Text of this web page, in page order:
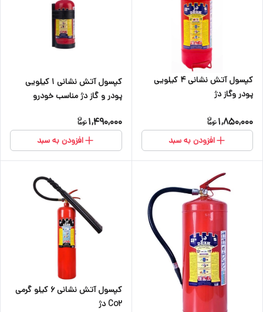
کپسول آتش نشانی ۴ کیلویی
پودر وگاز دژ
1,850,000
افزودن به سبد
کپسول آتش نشانی ۱ کیلویی
پودر و گاز دژ مناسب خودرو
1,490,000
افزودن به سبد
کپسول آتش نشانی ۶ کیلو گرمی
Co2 دژ